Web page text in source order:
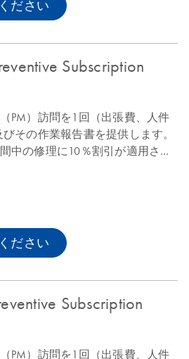
ださい
Subscription
PM）訪問を1回（出張費、人件
その作業報告書を提供します。
中の修理に10％割引が適用され
ださい
Subscription
PM）訪問を1回（出張費、人件